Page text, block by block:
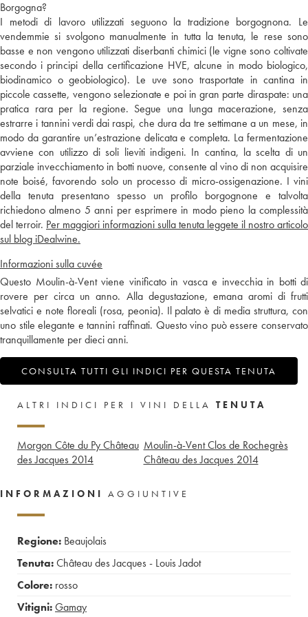
Borgogna?
I metodi di lavoro utilizzati seguono la tradizione borgognona. Le
vendemmie si svolgono manualmente in tutta la tenuta, le rese sono
basse e non vengono utilizzati diserbanti chimici (le vigne sono coltivate
secondo i principi della certificazione HVE, alcune in modo biologico,
biodinamico o geobiologico). Le uve sono trasportate in cantina in
piccole cassette, vengono selezionate e poi in gran parte diraspate: una
pratica rara per la regione. Segue una lunga macerazione, senza
estrarre i tannini verdi dai raspi, che dura da tre settimane a un mese, in
modo da garantire un’estrazione delicata e completa. La fermentazione
avviene con utilizzo di soli lieviti indigeni. In cantina, la scelta di un
parziale invecchiamento in botti nuove, consente al vino di non acquisire
note boisé, favorendo solo un processo di micro-ossigenazione. I vini
della tenuta presentano spesso un profilo borgognone e talvolta
richiedono almeno 5 anni per esprimere in modo pieno la complessità
del terroir. Per maggiori informazioni sulla tenuta leggete il nostro articolo
sul blog iDealwine.
Informazioni sulla cuvée
Questo Moulin-à-Vent viene vinificato in vasca e invecchia in botti di
rovere per circa un anno. Alla degustazione, emana aromi di frutti
selvatici e note floreali (rosa, peonia). Il palato è di media struttura, con
uno stile elegante e tannini raffinati. Questo vino può essere conservato
tranquillamente per dieci anni.
CONSULTA TUTTI GLI INDICI PER QUESTA TENUTA
ALTRI INDICI PER I VINI DELLA TENUTA
Morgon Côte du Py Château
des Jacques 2014
Moulin-à-Vent Clos de Rochegrès
Château des Jacques 2014
INFORMAZIONI AGGIUNTIVE
Regione: Beaujolais
Tenuta:Château des Jacques - Louis Jadot
Colore: rosso
Vitigni:Gamay